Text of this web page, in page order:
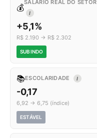
💰
SALÁRIO REAL DO SETOR
I
+5,1%
R$ 2.190 → R$ 2.302
SUBINDO
📚ESCOLARIDADE I
-0,17
6,92 → 6,75 (índice)
ESTÁVEL